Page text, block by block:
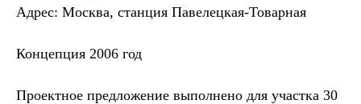
Адрес: Москва, станция Павелецкая-Товарная
Концепция 2006 год
Проектное предложение выполнено для участка 30